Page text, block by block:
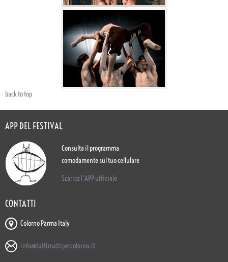
back to top
APP DEL FESTIVAL
Consulta il programma
comodamente sul tuo cellulare
Scarica l'APP ufficiale
CONTATTI
Colorno Parma Italy
info@tuttimattipercolorno.it